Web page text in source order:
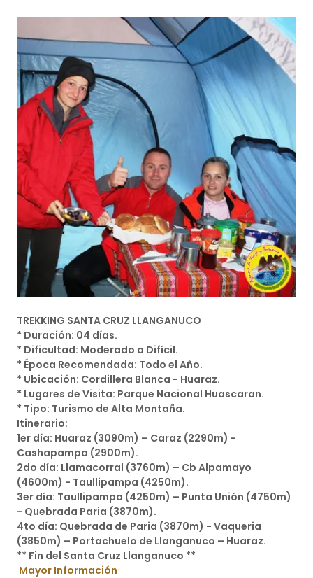
TREKKING SANTA CRUZ LLANGANUCO
* Duración: 04 días.
* Dificultad: Moderado a Difícil.
* Época Recomendada: Todo el Año.
* Ubicación: Cordillera Blanca - Huaraz.
* Lugares de Visita: Parque Nacional Huascaran.
* Tipo: Turismo de Alta Montaña.
Itinerario:
1er día: Huaraz (3090m) – Caraz (2290m) -
Cashapampa (2900m).
2do día: Llamacorral (3760m) – Cb Alpamayo
(4600m) - Taullipampa (4250m).
3er día: Taullipampa (4250m) – Punta Unión (4750m)
- Quebrada Paria (3870m).
4to día: Quebrada de Paria (3870m) - Vaqueria
(3850m) – Portachuelo de Llanganuco – Huaraz.
** Fin del Santa Cruz Llanganuco **
Mayor Información